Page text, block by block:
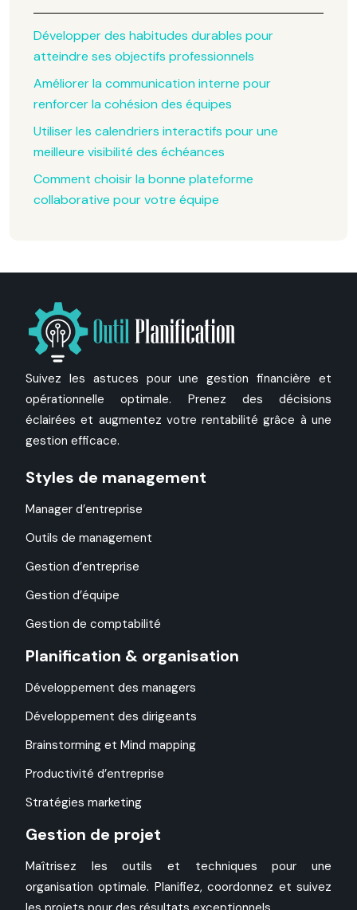
Développer des habitudes durables pour
atteindre ses objectifs professionnels
Améliorer la communication interne pour
renforcer la cohésion des équipes
Utiliser les calendriers interactifs pour une
meilleure visibilité des échéances
Comment choisir la bonne plateforme
collaborative pour votre équipe
Suivez les astuces pour une gestion financière et
opérationnelle optimale. Prenez des décisions
éclairées et augmentez votre rentabilité grâce à une
gestion efficace.
Styles de management
Manager d’entreprise
Outils de management
Gestion d’entreprise
Gestion d’équipe
Gestion de comptabilité
Planification & organisation
Développement des managers
Développement des dirigeants
Brainstorming et Mind mapping
Productivité d’entreprise
Stratégies marketing
Gestion de projet
Maîtrisez les outils et techniques pour une
organisation optimale. Planifiez, coordonnez et suivez